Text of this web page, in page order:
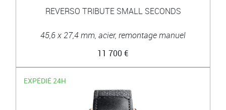
REVERSO TRIBUTE SMALL SECONDS
45,6 x 27,4 mm, acier, remontage manuel
11 700 €
EXPÉDIÉ 24H